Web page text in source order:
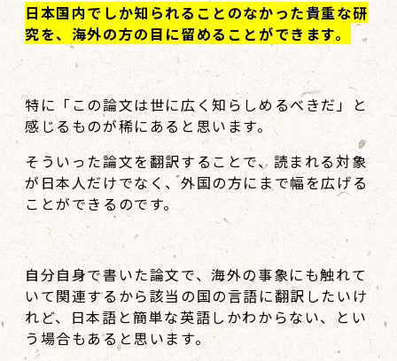
日本国内でしか知られることのなかった貴重な研
究を、海外の方の目に留めることができます。
特に「この論文は世に広く知らしめるべきだ」と
感じるものが稀にあると思います。
そういった論文を翻訳することで、読まれる対象
が日本人だけでなく、外国の方にまで幅を広げる
ことができるのです。
自分自身で書いた論文で、海外の事象にも触れて
いて関連するから該当の国の言語に翻訳したいけ
れど、日本語と簡単な英語しかわからない、とい
う場合もあると思います。